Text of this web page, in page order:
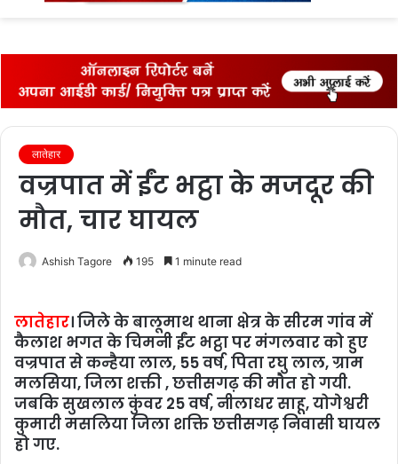
लातेहार
वज्रपात में ईंट भट्ठा के मजदूर की
मौत, चार घायल
Ashish Tagore 195 1 minute read
लातेहार। जिले के बालूमाथ थाना क्षेत्र के सीरम गांव में
कैलाश भगत के चिमनी ईंट भट्ठा पर मंगलवार को हुए
वज्रपात से कन्हैया लाल, 55 वर्ष, पिता रघु लाल, ग्राम
मलसिया, जिला शक्ती , छत्तीसगढ़ की मौत हो गयी.
जबकि सुखलाल कुंवर 25 वर्ष, नीलाधर साहू, योगेश्वरी
कुमारी मसलिया जिला शक्ति छत्तीसगढ़ निवासी घायल
हो गए.